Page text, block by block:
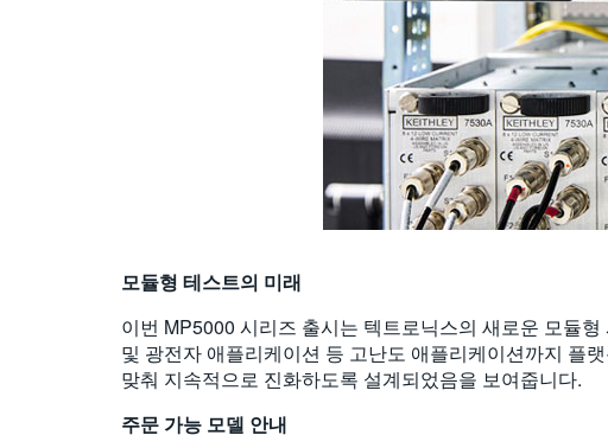
모듈형 테스트의 미래
이번 MP5000 시리즈 출시는 텍트로닉스의 새로운 모듈
및 광전자 애플리케이션 등 고난도 애플리케이션까지 플
맞춰 지속적으로 진화하도록 설계되었음을 보여줍니다.
주문 가능 모델 안내